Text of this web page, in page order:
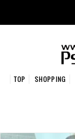
TOP SHOPPING